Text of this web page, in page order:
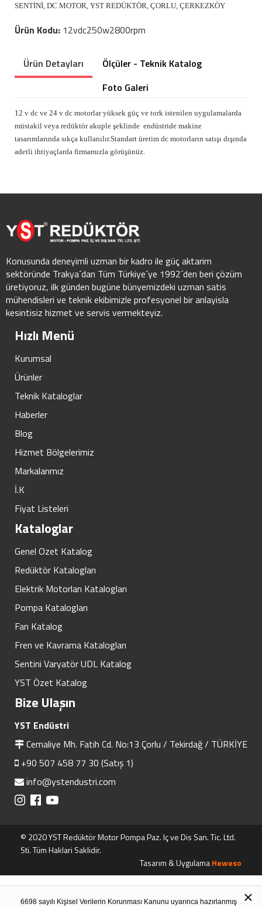
SENTİNİ, DC MOTOR, YST REDÜKTÖR, ÇORLU, ÇERKEZKÖY
Ürün Kodu: 12vdc250w2800rpm
Ürün Detayları
Ölçüler - Teknik Katalog
Foto Galeri
12 v dc ve 24 v dc motorlar yüksek güç ve tork istenilen uygulamalarda
müstakil veya redüktör akuple şeklinde endüstride makine
tasarımlarında sıkça kullanılır.Standart üretim dc motorların satışı dışında
adetli ihtiyaçlarda firmamızla görüşünüz.
Konusunda deneyimli uzman bir kadro ile güç aktarim
sektöründe Trakya´dan Tüm Türkiye´ye 1992´den beri çözüm
üretiyoruz, ilk günden bugüne bünyemizdeki uzman satis
mühendisleri ve teknik ekibimizle profesyonel bir anlayisla
kesintisiz hizmet ve servis vermekteyiz.
Hızlı Menü
Kurumsal
Ürünler
Teknik Kataloglar
Haberler
Blog
Hizmet Bölgelerimiz
Markalarımız
İ.K
Fiyat Listeleri
Kataloglar
Genel Ozet Katalog
Redüktör Katalogları
Elektrik Motorları Katalogları
Pompa Katalogları
Fan Katalog
Fren ve Kavrama Katalogları
Sentini Varyatör UDL Katalog
YST Özet Katalog
Bize Ulaşın
YST Endüstri
Cemaliye Mh. Fatih Cd. No:13 Çorlu / Tekirdağ / TÜRKİYE
+90 507 458 77 30 (Satış 1)
info@ystendustri.com
© 2020 YST Redüktör Motor Pompa Paz. Iç ve Dis San. Tic. Ltd.
Sti. Tüm Haklari Saklidir.
Tasarım & UygulamaHeweso
×
6698 sayılı Kişisel Verilerin Korunması Kanunu uyarınca hazırlanmış